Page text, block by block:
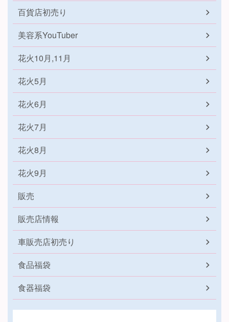
百貨店初売り
美容系YouTuber
花火10月,11月
花火5月
花火6月
花火7月
花火8月
花火9月
販売
販売店情報
車販売店初売り
食品福袋
食器福袋